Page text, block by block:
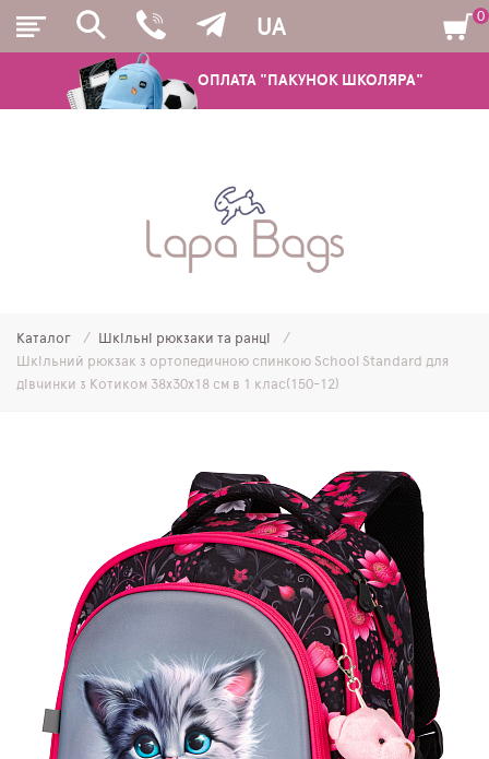
ОПЛАТА "ПАКУНОК ШКОЛЯРА"
UA
ШКІЛЬНІ РЮКЗАКИ ТА РАНЦІ
МОЛОДІЖНІ РЮКЗАКИ
SCHOOL STANDARD
SKYNAME
РОЗПРОДАЖ
0
Каталог
Шкільні рюкзаки та ранці
Шкільний рюкзак з ортопедичною спинкою School Standard для
дівчинки з Котиком 38х30х18 см в 1 клас(150-12)